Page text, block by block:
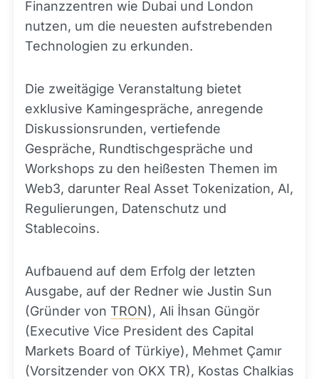
Finanzzentren wie Dubai und London
nutzen, um die neuesten aufstrebenden
Technologien zu erkunden.
Die zweitägige Veranstaltung bietet
exklusive Kamingespräche, anregende
Diskussionsrunden, vertiefende
Gespräche, Rundtischgespräche und
Workshops zu den heißesten Themen im
Web3, darunter Real Asset Tokenization, AI,
Regulierungen, Datenschutz und
Stablecoins.
Aufbauend auf dem Erfolg der letzten
Ausgabe, auf der Redner wie Justin Sun
(Gründer von TRON), Ali İhsan Güngör
(Executive Vice President des Capital
Markets Board of Türkiye), Mehmet Çamır
(Vorsitzender von OKX TR), Kostas Chalkias